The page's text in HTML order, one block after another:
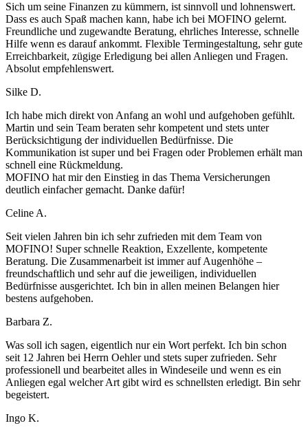
Sich um seine Finanzen zu kümmern, ist sinnvoll und lohnenswert.
Dass es auch Spaß machen kann, habe ich bei MOFINO gelernt.
Freundliche und zugewandte Beratung, ehrliches Interesse, schnelle
Hilfe wenn es darauf ankommt. Flexible Termingestaltung, sehr gute
Erreichbarkeit, zügige Erledigung bei allen Anliegen und Fragen.
Absolut empfehlenswert.
Silke D.
Ich habe mich direkt von Anfang an wohl und aufgehoben gefühlt.
Martin und sein Team beraten sehr kompetent und stets unter
Berücksichtigung der individuellen Bedürfnisse. Die
Kommunikation ist super und bei Fragen oder Problemen erhält man
schnell eine Rückmeldung.
MOFINO hat mir den Einstieg in das Thema Versicherungen
deutlich einfacher gemacht. Danke dafür!
Celine A.
Seit vielen Jahren bin ich sehr zufrieden mit dem Team von
MOFINO! Super schnelle Reaktion, Exzellente, kompetente
Beratung. Die Zusammenarbeit ist immer auf Augenhöhe –
freundschaftlich und sehr auf die jeweiligen, individuellen
Bedürfnisse ausgerichtet. Ich bin in allen meinen Belangen hier
bestens aufgehoben.
Barbara Z.
Was soll ich sagen, eigentlich nur ein Wort perfekt. Ich bin schon
seit 12 Jahren bei Herrn Oehler und stets super zufrieden. Sehr
professionell und bearbeitet alles in Windeseile und wenn es ein
Anliegen egal welcher Art gibt wird es schnellsten erledigt. Bin sehr
begeistert.
Ingo K.